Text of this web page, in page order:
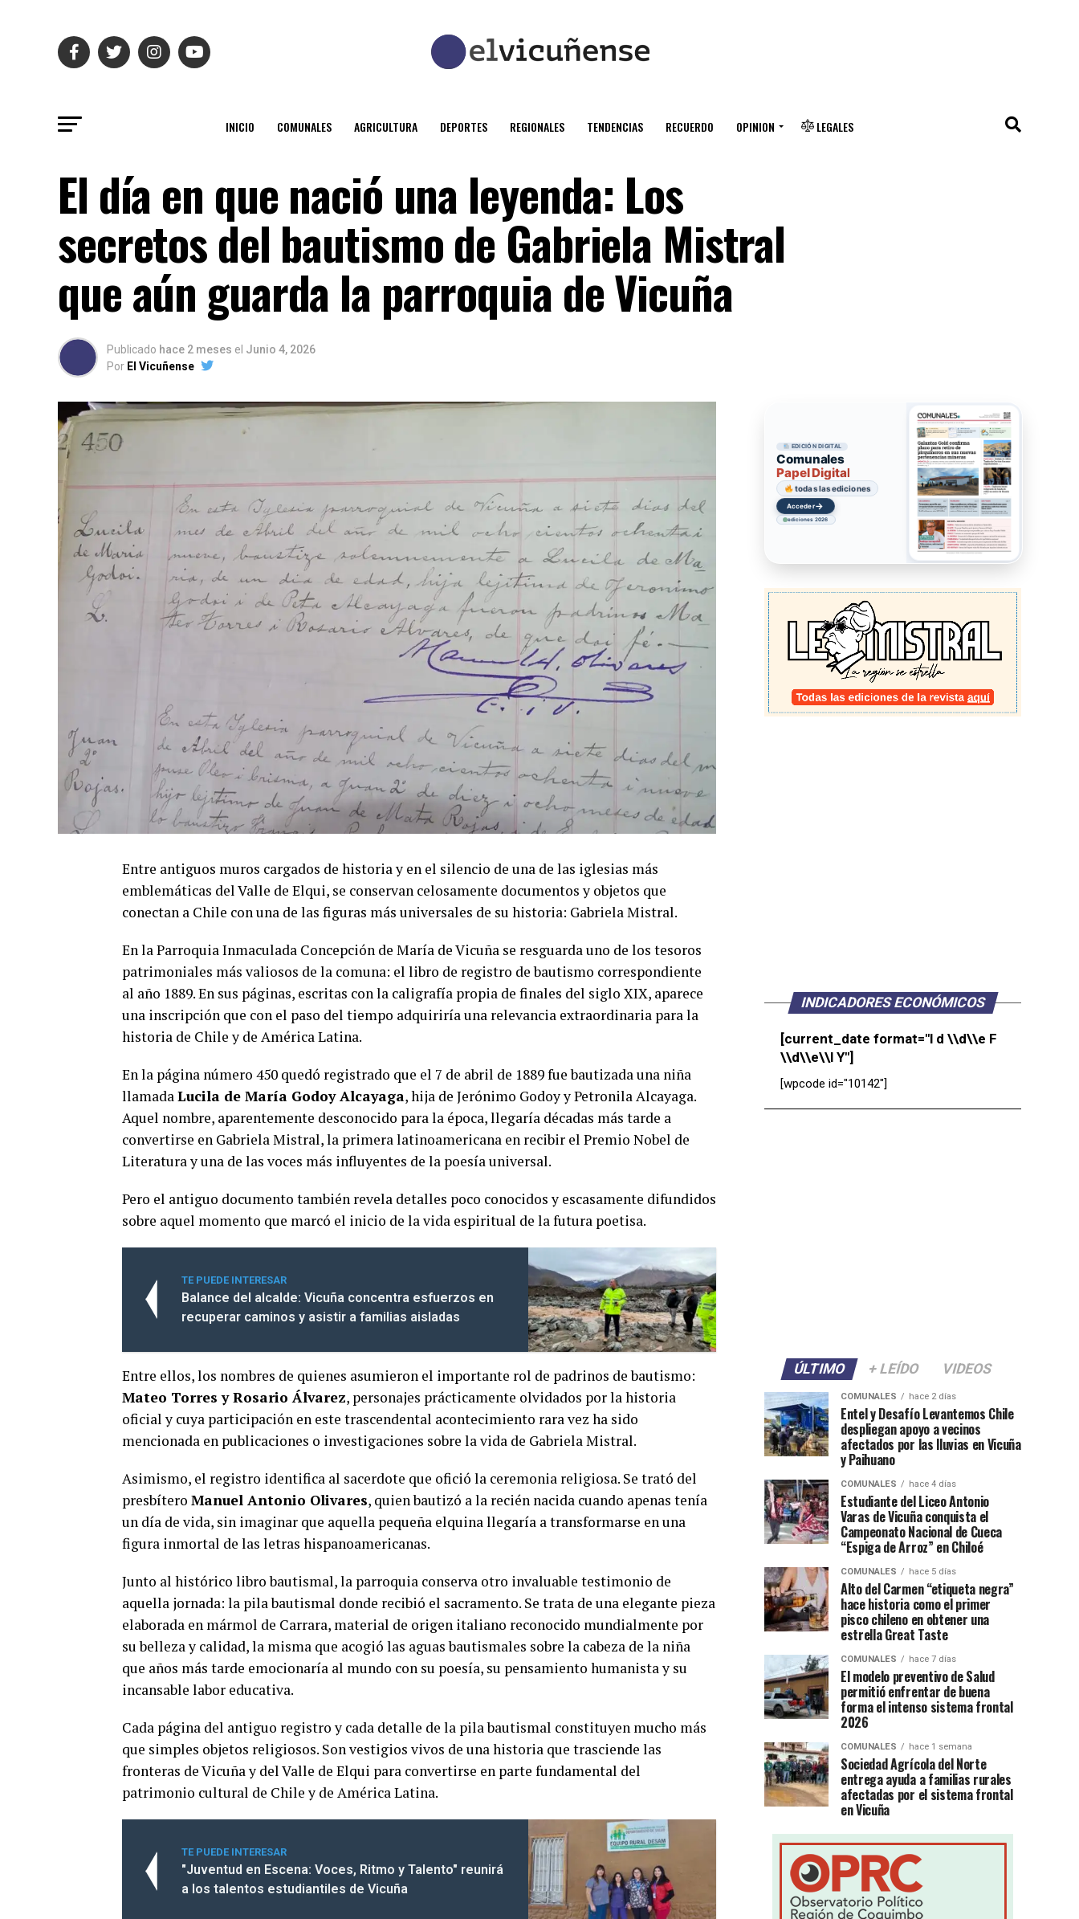
INICIO COMUNALES AGRICULTURA DEPORTES REGIONALES TENDENCIAS RECUERDO OPINION LEGALES
El día en que nació una leyenda: Los
secretos del bautismo de Gabriela Mistral
que aún guarda la parroquia de Vicuña
Publicado hace 2 meses el Junio 4, 2026
Por El Vicuñense
Entre antiguos muros cargados de historia y en el silencio de una de las iglesias más
emblemáticas del Valle de Elqui, se conservan celosamente documentos y objetos que
conectan a Chile con una de las figuras más universales de su historia: Gabriela Mistral.
En la Parroquia Inmaculada Concepción de María de Vicuña se resguarda uno de los tesoros
patrimoniales más valiosos de la comuna: el libro de registro de bautismo correspondiente
al año 1889. En sus páginas, escritas con la caligrafía propia de finales del siglo XIX, aparece
una inscripción que con el paso del tiempo adquiriría una relevancia extraordinaria para la
historia de Chile y de América Latina.
En la página número 450 quedó registrado que el 7 de abril de 1889 fue bautizada una niña
llamadaLucila de María Godoy Alcayaga, hija de Jerónimo Godoy y Petronila Alcayaga.
Aquel nombre, aparentemente desconocido para la época, llegaría décadas más tarde a
convertirse en Gabriela Mistral, la primera latinoamericana en recibir el Premio Nobel de
Literatura y una de las voces más influyentes de la poesía universal.
Pero el antiguo documento también revela detalles poco conocidos y escasamente difundidos
sobre aquel momento que marcó el inicio de la vida espiritual de la futura poetisa.
TE PUEDE INTERESAR
Balance del alcalde: Vicuña concentra esfuerzos en
recuperar caminos y asistir a familias aisladas
Entre ellos, los nombres de quienes asumieron el importante rol de padrinos de bautismo:
Mateo Torres y Rosario Álvarez, personajes prácticamente olvidados por la historia
oficial y cuya participación en este trascendental acontecimiento rara vez ha sido
mencionada en publicaciones o investigaciones sobre la vida de Gabriela Mistral.
Asimismo, el registro identifica al sacerdote que ofició la ceremonia religiosa. Se trató del
presbítero Manuel Antonio Olivares, quien bautizó a la recién nacida cuando apenas tenía
un día de vida, sin imaginar que aquella pequeña elquina llegaría a transformarse en una
figura inmortal de las letras hispanoamericanas.
Junto al histórico libro bautismal, la parroquia conserva otro invaluable testimonio de
aquella jornada: la pila bautismal donde recibió el sacramento. Se trata de una elegante pieza
elaborada en mármol de Carrara, material de origen italiano reconocido mundialmente por
su belleza y calidad, la misma que acogió las aguas bautismales sobre la cabeza de la niña
que años más tarde emocionaría al mundo con su poesía, su pensamiento humanista y su
incansable labor educativa.
Cada página del antiguo registro y cada detalle de la pila bautismal constituyen mucho más
que simples objetos religiosos. Son vestigios vivos de una historia que trasciende las
fronteras de Vicuña y del Valle de Elqui para convertirse en parte fundamental del
patrimonio cultural de Chile y de América Latina.
TE PUEDE INTERESAR
"Juventud en Escena: Voces, Ritmo y Talento" reunirá
a los talentos estudiantiles de Vicuña
EDICIÓN DIGITAL
Comunales
Papel Digital
todas las ediciones
Acceder→
ediciones 2026
INDICADORES ECONÓMICOS
[current_date format="l d \\d\\e F
\\d\\e\\l Y"]
[wpcode id="10142"]
ÚLTIMO + LEÍDO VIDEOS
COMUNALES hace 2 días
Entel y Desafío Levantemos Chile
despliegan apoyo a vecinos
afectados por las lluvias en Vicuña
y Paihuano
COMUNALES hace 4 días
Estudiante del Liceo Antonio
Varas de Vicuña conquista el
Campeonato Nacional de Cueca
“Espiga de Arroz” en Chiloé
COMUNALES hace 5 días
Alto del Carmen “etiqueta negra”
hace historia como el primer
pisco chileno en obtener una
estrella Great Taste
COMUNALES hace 7 días
El modelo preventivo de Salud
permitió enfrentar de buena
forma el intenso sistema frontal
2026
COMUNALES hace 1 semana
Sociedad Agrícola del Norte
entrega ayuda a familias rurales
afectadas por el sistema frontal
en Vicuña